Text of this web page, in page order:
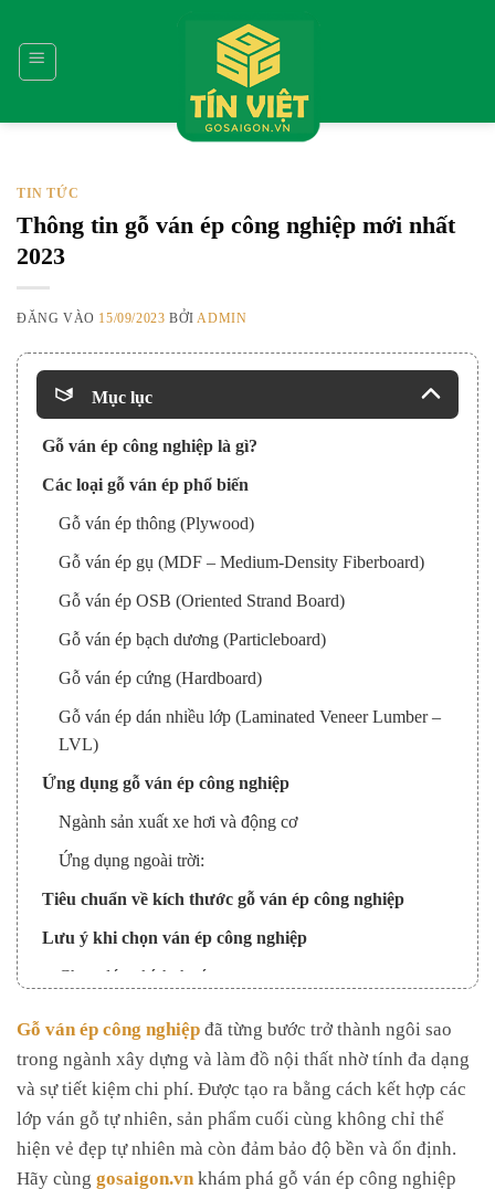
qua
nội
TIN TỨC
Thông tin gỗ ván ép công nghiệp mới nhất
2023
ĐĂNG VÀO 15/09/2023 BỞI ADMIN
Mục lục
Gỗ ván ép công nghiệp là gì?
Các loại gỗ ván ép phổ biến
Gỗ ván ép thông (Plywood)
Gỗ ván ép gụ (MDF – Medium-Density Fiberboard)
Gỗ ván ép OSB (Oriented Strand Board)
Gỗ ván ép bạch dương (Particleboard)
Gỗ ván ép cứng (Hardboard)
Gỗ ván ép dán nhiều lớp (Laminated Veneer Lumber –
LVL)
Ứng dụng gỗ ván ép công nghiệp
Ngành sản xuất xe hơi và động cơ
Ứng dụng ngoài trời:
Tiêu chuẩn về kích thước gỗ ván ép công nghiệp
Lưu ý khi chọn ván ép công nghiệp
Chọn đúng kích thước
Đối chiếu kích thước với các loại ván khác
Thông tin thêm
Tìm mua gỗ ván ép công nghiệp giá rẻ
Gỗ ván ép công nghiệp đã từng bước trở thành ngôi sao
trong ngành xây dựng và làm đồ nội thất nhờ tính đa dạng
và sự tiết kiệm chi phí. Được tạo ra bằng cách kết hợp các
lớp ván gỗ tự nhiên, sản phẩm cuối cùng không chỉ thể
hiện vẻ đẹp tự nhiên mà còn đảm bảo độ bền và ổn định.
Hãy cùng gosaigon.vn khám phá gỗ ván ép công nghiệp